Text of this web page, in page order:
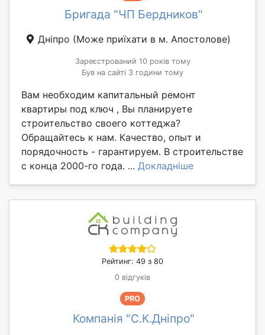
Бригада "ЧП Бердников"
Дніпро (Може приїхати в м. Апостолове)
Зареєстрований 10 років тому
Був на сайті 3 години тому
Вам необходим капитальный ремонт
квартиры под ключ , Вы планируете
строительство своего коттеджа?
Обращайтесь к нам. Качество, опыт и
порядочность - гарантируем. В строительстве
с конца 2000-го года. ... Докладніше
Рейтинг: 49 з 80
0 відгуків
PRO
Компанія "С.К.Дніпро"